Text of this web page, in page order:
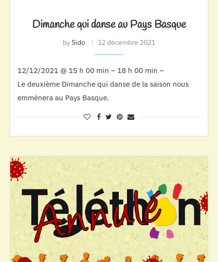
Dimanche qui danse au Pays Basque
bySido 12 décembre 2021
12/12/2021 @ 15 h 00 min – 18 h 00 min –
Le deuxième Dimanche qui danse de la saison nous
emmènera au Pays Basque.